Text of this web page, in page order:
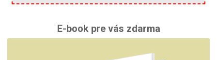
E-book pre vás zdarma